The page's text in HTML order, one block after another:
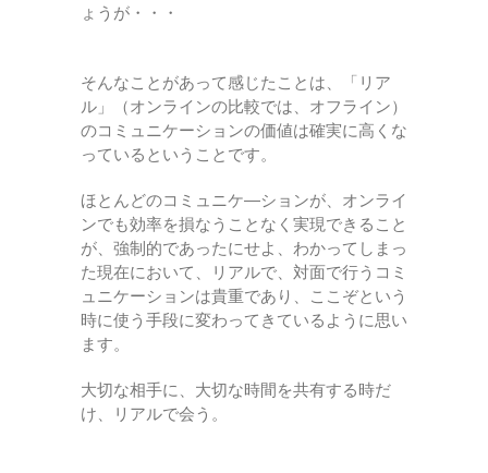
ょうが・・・
そんなことがあって感じたことは、「リア
ル」（オンラインの比較では、オフライン）
のコミュニケーションの価値は確実に高くな
っているということです。
ほとんどのコミュニケ―ションが、オンライ
ンでも効率を損なうことなく実現できること
が、強制的であったにせよ、わかってしまっ
た現在において、リアルで、対面で行うコミ
ュニケーションは貴重であり、ここぞという
時に使う手段に変わってきているように思い
ます。
大切な相手に、大切な時間を共有する時だ
け、リアルで会う。